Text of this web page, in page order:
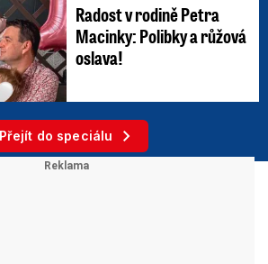
Radost v rodině Petra
Macinky: Polibky a růžová
oslava!
Přejít do speciálu